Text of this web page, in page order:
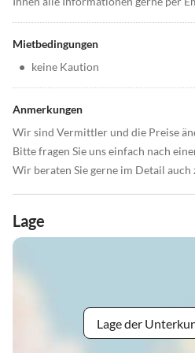
Mietbedingungen
• keine Kaution
Anmerkungen
Wir sind Vermittler und die Preise
Bitte fragen Sie uns einfach nach
Wir beraten Sie gerne im Detail
Lage
Lage der